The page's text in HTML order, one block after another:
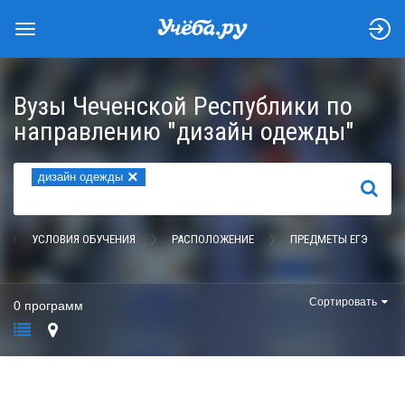
Вузы Чеченской Республики по
направлению "дизайн одежды"
дизайн одежды ×
НАЙТИ
УСЛОВИЯ ОБУЧЕНИЯ РАСПОЛОЖЕНИЕ ПРЕДМЕТЫ ЕГЭ
0 программ Сортировать